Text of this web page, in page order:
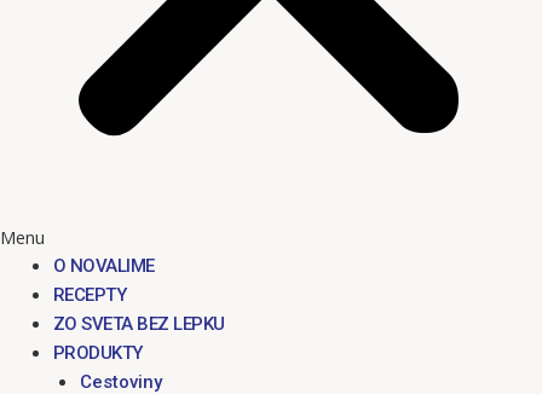
Menu
O NOVALIME
RECEPTY
ZO SVETA BEZ LEPKU
PRODUKTY
Cestoviny